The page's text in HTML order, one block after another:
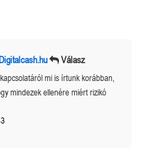
Válasz
mi is írtunk korábban,
mindezek ellenére miért rizikó